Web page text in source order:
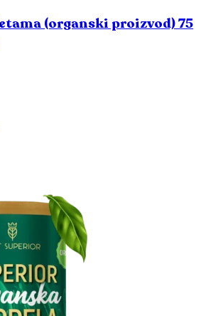
(organski proizvod) 75